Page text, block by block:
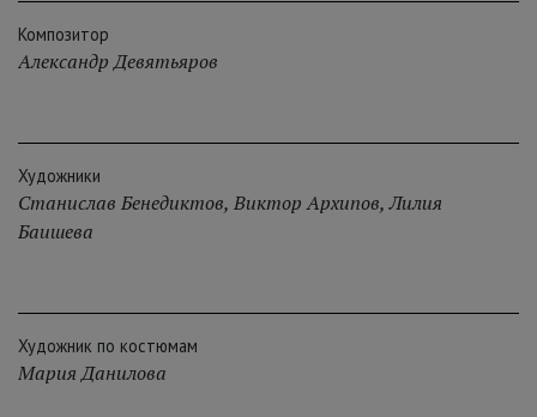
Композитор
Александр Девятьяров
Художники
Станислав Бенедиктов, Виктор Архипов,Лилия
Баишева
Художник по костюмам
Мария Данилова